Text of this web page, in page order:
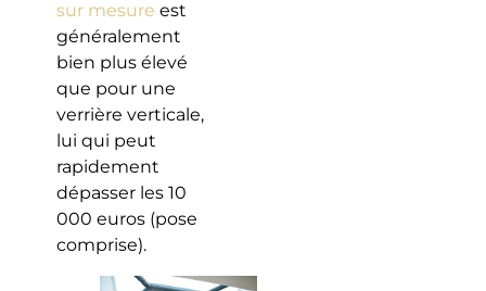
sur mesure est
généralement
bien plus élevé
que pour une
verrière verticale,
lui qui peut
rapidement
dépasser les 10
000 euros (pose
comprise).